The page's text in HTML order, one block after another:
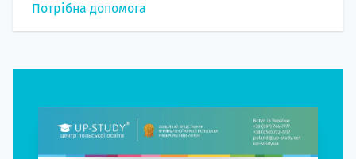
Потрібна допомога